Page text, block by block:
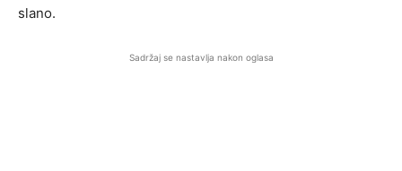
slano.
Sadržaj se nastavlja nakon oglasa